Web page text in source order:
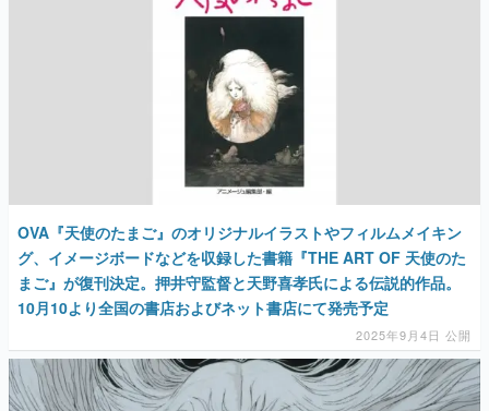
OVA『天使のたまご』のオリジナルイラストやフィルムメイキン
グ、イメージボードなどを収録した書籍『THE ART OF 天使のた
まご』が復刊決定。押井守監督と天野喜孝氏による伝説的作品。
10月10より全国の書店およびネット書店にて発売予定
2025年9月4日 公開